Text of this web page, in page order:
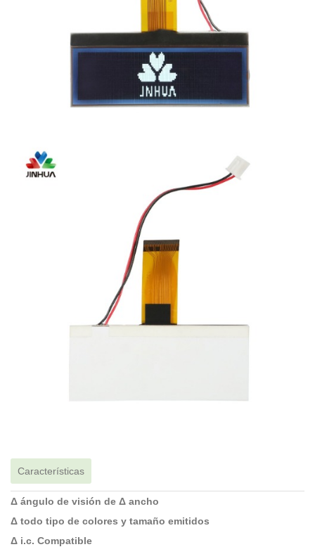
Características
Δ ángulo de visión de Δ ancho
Δ todo tipo de colores y tamaño emitidos
Δ i.c. Compatible